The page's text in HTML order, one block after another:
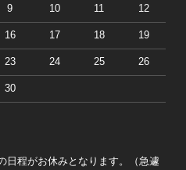
9 10 11 12
16 17 18 19
23 24 25 26
30
日程がお休みとなります。（急遽